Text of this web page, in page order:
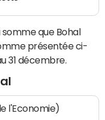
que Bohal
présentée ci-
31 décembre.
l'Economie)